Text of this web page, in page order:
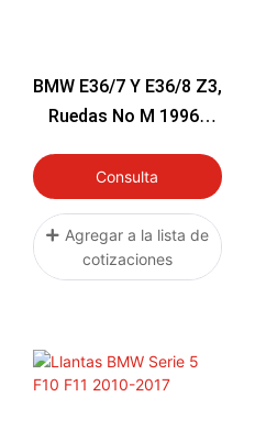
BMW E36/7 Y E36/8 Z3,
Ruedas No M 1996-
Consulta
Agregar a la lista de
cotizaciones